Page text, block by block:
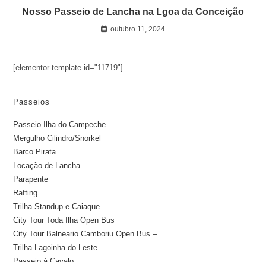
Nosso Passeio de Lancha na Lgoa da Conceição
outubro 11, 2024
[elementor-template id="11719"]
Passeios
Passeio Ilha do Campeche
Mergulho Cilindro/Snorkel
Barco Pirata
Locação de Lancha
Parapente
Rafting
Trilha Standup e Caiaque
City Tour Toda Ilha Open Bus
City Tour Balneario Camboriu Open Bus –
Trilha Lagoinha do Leste